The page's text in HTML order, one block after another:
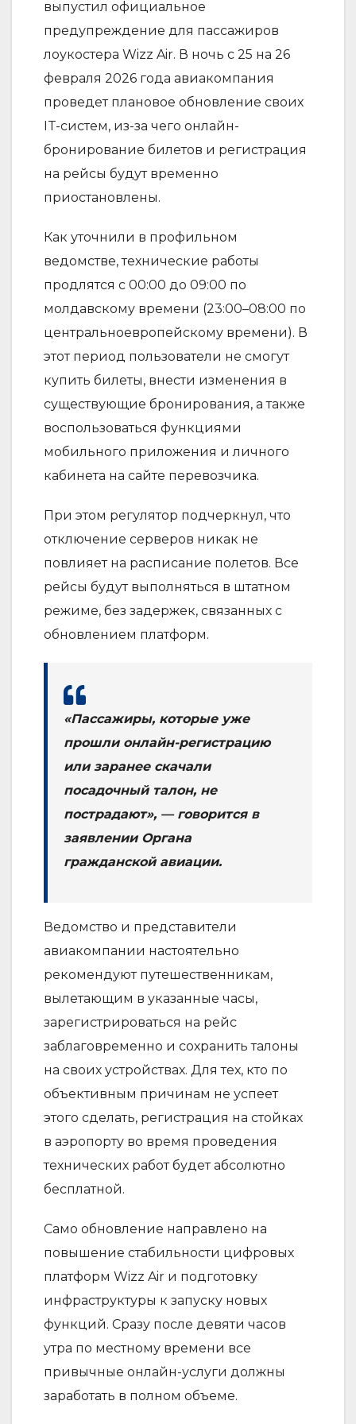
выпустил официальное
предупреждение для пассажиров
лоукостера Wizz Air. В ночь с 25 на 26
февраля 2026 года авиакомпания
проведет плановое обновление своих
IT-систем, из-за чего онлайн-
бронирование билетов и регистрация
на рейсы будут временно
приостановлены.
Как уточнили в профильном
ведомстве, технические работы
продлятся с 00:00 до 09:00 по
молдавскому времени (23:00–08:00 по
центральноевропейскому времени). В
этот период пользователи не смогут
купить билеты, внести изменения в
существующие бронирования, а также
воспользоваться функциями
мобильного приложения и личного
кабинета на сайте перевозчика.
При этом регулятор подчеркнул, что
отключение серверов никак не
повлияет на расписание полетов. Все
рейсы будут выполняться в штатном
режиме, без задержек, связанных с
обновлением платформ.
«Пассажиры, которые уже
прошли онлайн-регистрацию
или заранее скачали
посадочный талон, не
пострадают», — говорится в
заявлении Органа
гражданской авиации.
Ведомство и представители
авиакомпании настоятельно
рекомендуют путешественникам,
вылетающим в указанные часы,
зарегистрироваться на рейс
заблаговременно и сохранить талоны
на своих устройствах. Для тех, кто по
объективным причинам не успеет
этого сделать, регистрация на стойках
в аэропорту во время проведения
технических работ будет абсолютно
бесплатной.
Само обновление направлено на
повышение стабильности цифровых
платформ Wizz Air и подготовку
инфраструктуры к запуску новых
функций. Сразу после девяти часов
утра по местному времени все
привычные онлайн-услуги должны
заработать в полном объеме.